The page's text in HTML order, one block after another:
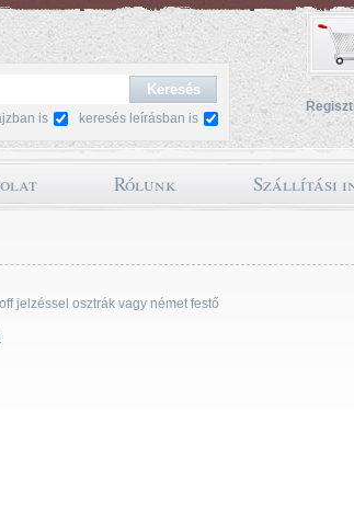
keresés leírásban is
is
Rólunk Szállítási
jelzéssel osztrák vagy német festő